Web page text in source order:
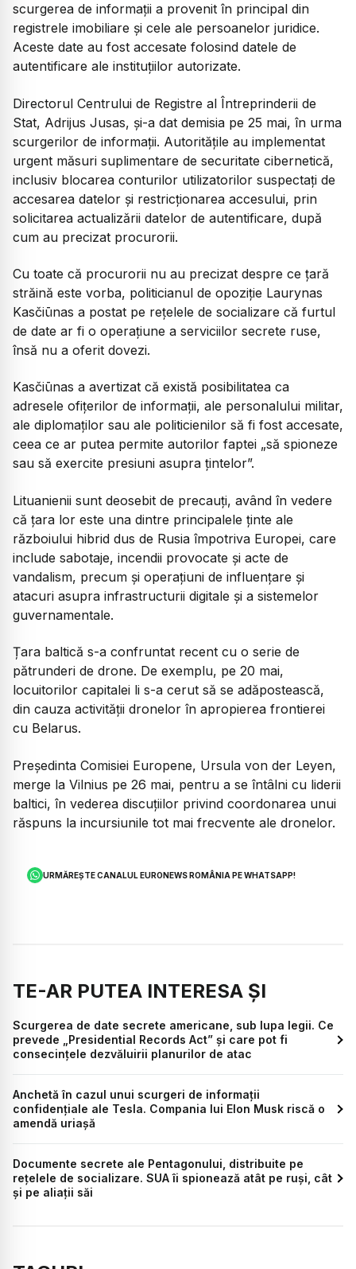
scurgerea de informații a provenit în principal din
registrele imobiliare și cele ale persoanelor juridice.
Aceste date au fost accesate folosind datele de
autentificare ale instituțiilor autorizate.
Directorul Centrului de Registre al Întreprinderii de
Stat, Adrijus Jusas, și-a dat demisia pe 25 mai, în urma
scurgerilor de informații. Autoritățile au implementat
urgent măsuri suplimentare de securitate cibernetică,
inclusiv blocarea conturilor utilizatorilor suspectați de
accesarea datelor și restricționarea accesului, prin
solicitarea actualizării datelor de autentificare, după
cum au precizat procurorii.
Cu toate că procurorii nu au precizat despre ce țară
străină este vorba, politicianul de opoziție Laurynas
Kasčiūnas a postat pe rețelele de socializare că furtul
de date ar fi o operațiune a serviciilor secrete ruse,
însă nu a oferit dovezi.
Kasčiūnas a avertizat că există posibilitatea ca
adresele ofițerilor de informații, ale personalului militar,
ale diplomaților sau ale politicienilor să fi fost accesate,
ceea ce ar putea permite autorilor faptei „să spioneze
sau să exercite presiuni asupra țintelor”.
Lituanienii sunt deosebit de precauți, având în vedere
că țara lor este una dintre principalele ținte ale
războiului hibrid dus de Rusia împotriva Europei, care
include sabotaje, incendii provocate și acte de
vandalism, precum și operațiuni de influențare și
atacuri asupra infrastructurii digitale și a sistemelor
guvernamentale.
Țara baltică s-a confruntat recent cu o serie de
pătrunderi de drone. De exemplu, pe 20 mai,
locuitorilor capitalei li s-a cerut să se adăpostească,
din cauza activității dronelor în apropierea frontierei
cu Belarus.
Președinta Comisiei Europene, Ursula von der Leyen,
merge la Vilnius pe 26 mai, pentru a se întâlni cu liderii
baltici, în vederea discuțiilor privind coordonarea unui
răspuns la incursiunile tot mai frecvente ale dronelor.
URMĂREȘTE CANALUL EURONEWS ROMÂNIA PE WHATSAPP!
TE-AR PUTEA INTERESA ȘI
Scurgerea de date secrete americane, sub lupa legii. Ce
prevede „Presidential Records Act” și care pot fi
consecințele dezvăluirii planurilor de atac
Anchetă în cazul unui scurgeri de informații
confidențiale ale Tesla. Compania lui Elon Musk riscă o
amendă uriașă
Documente secrete ale Pentagonului, distribuite pe
rețelele de socializare. SUA îi spionează atât pe ruși, cât
și pe aliații săi